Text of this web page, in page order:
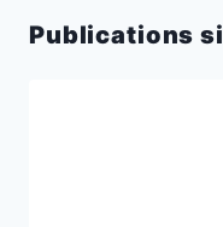
Publications